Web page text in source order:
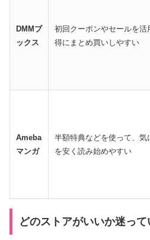
DMMブ
ックス
初回クーポンやセールを活
得にまとめ買いしやすい
Ameba
マンガ
半額特典などを使って、気
を安く読み始めやすい
どのストアがいいか迷っ